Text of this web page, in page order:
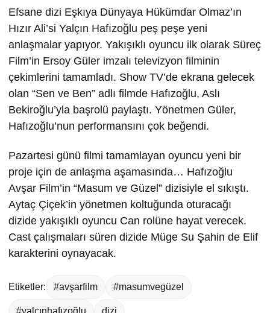
Efsane dizi Eşkıya Dünyaya Hükümdar Olmaz’ın
Hızır Ali’si Yalçın Hafızoğlu peş peşe yeni
anlaşmalar yapıyor. Yakışıklı oyuncu ilk olarak Süreç
Film’in Ersoy Güler imzalı televizyon filminin
çekimlerini tamamladı. Show TV’de ekrana gelecek
olan “Sen ve Ben” adlı filmde Hafızoğlu, Aslı
Bekiroğlu’yla başrolü paylaştı. Yönetmen Güler,
Hafızoğlu’nun performansını çok beğendi.
Pazartesi günü filmi tamamlayan oyuncu yeni bir
proje için de anlaşma aşamasında… Hafızoğlu
Avşar Film’in “Masum ve Güzel” dizisiyle el sıkıştı.
Aytaç Çiçek’in yönetmen koltuğunda oturacağı
dizide yakışıklı oyuncu Can rolüne hayat verecek.
Cast çalışmaları süren dizide Müge Su Şahin de Elif
karakterini oynayacak.
Etiketler: #avşarfilm #masumvegüzel
#yalçınhafızoğlu dizi